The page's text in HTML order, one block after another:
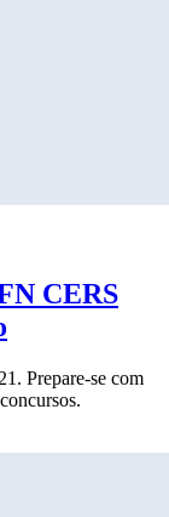
CERS
Prepare-se com